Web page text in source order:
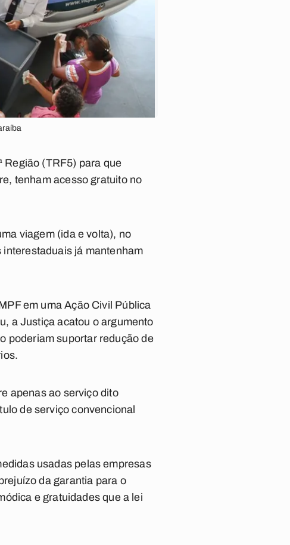
Região (TRF5) para que
tenham acesso gratuito no
viagem (ida e volta), no
já mantenham
em uma Ação Civil Pública
a Justiça acatou o argumento
poderiam suportar redução de
apenas ao serviço dito
de serviço convencional
usadas pelas empresas
da garantia para o
e gratuidades que a lei